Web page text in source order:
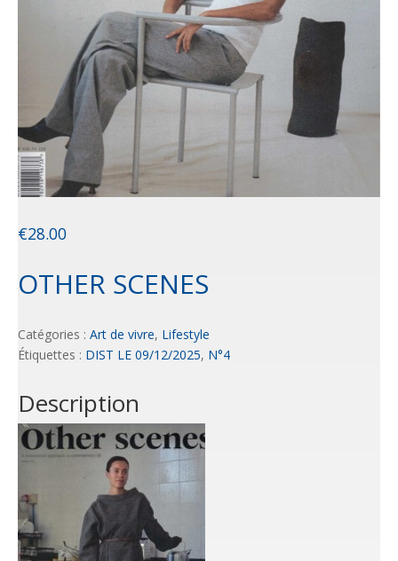
€28.00
OTHER SCENES
Catégories : Art de vivre, Lifestyle
Étiquettes : DIST LE 09/12/2025, N°4
Description